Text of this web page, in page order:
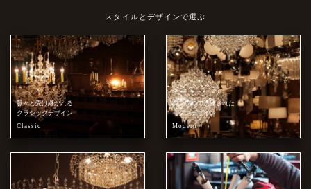
スタイルとデザインで選ぶ
脈々と受け継がれる
クラシックデザイン
Classic
シンプルで洗練された
モダンデザイン
Modern